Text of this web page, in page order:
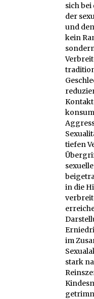
sich
der
und
kein
tiefen
in die
im
stark